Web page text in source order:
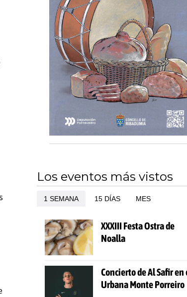
Los eventos más vistos
1 SEMANA 15 DÍAS MES
XXXIII Festa Ostra de
Noalla
Concierto de Al Safir en
Urbana Monte Porreiro